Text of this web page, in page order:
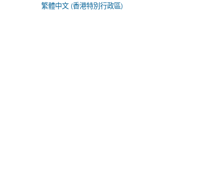
繁體中文 (香港特別行政區)